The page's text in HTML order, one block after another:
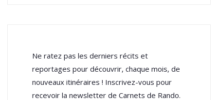
Ne ratez pas les derniers récits et
reportages pour découvrir, chaque mois, de
nouveaux itinéraires ! Inscrivez-vous pour
recevoir la newsletter de Carnets de Rando.